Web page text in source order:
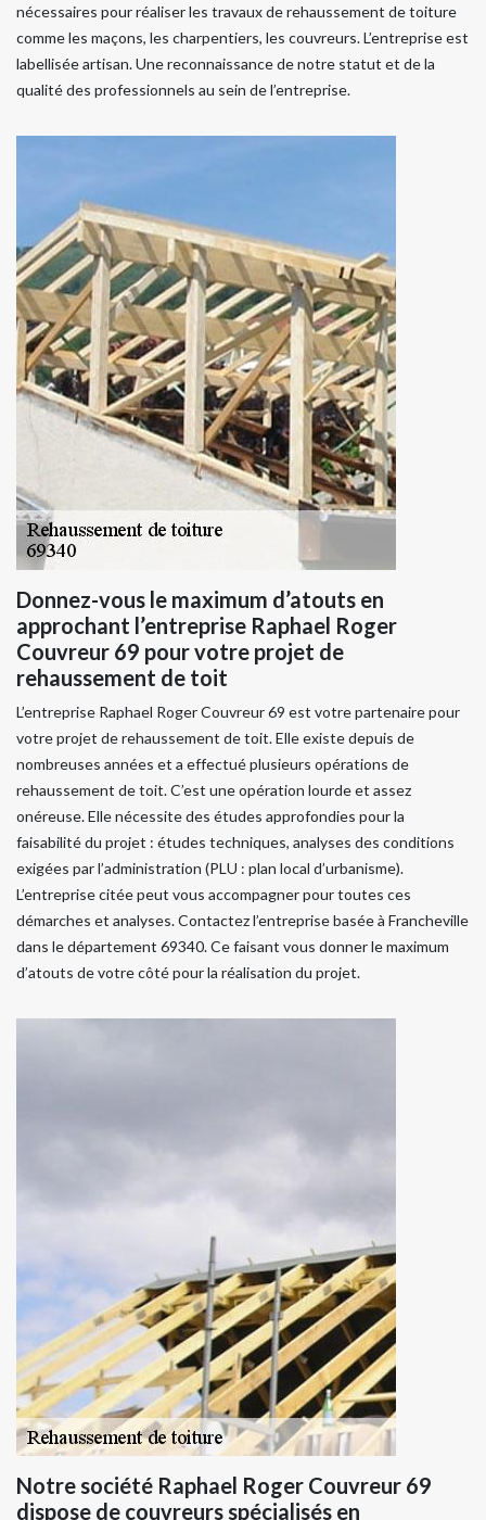
nécessaires pour réaliser les travaux de rehaussement de toiture
comme les maçons, les charpentiers, les couvreurs. L’entreprise est
labellisée artisan. Une reconnaissance de notre statut et de la
qualité des professionnels au sein de l’entreprise.
Donnez-vous le maximum d’atouts en
approchant l’entreprise Raphael Roger
Couvreur 69 pour votre projet de
rehaussement de toit
L’entreprise Raphael Roger Couvreur 69 est votre partenaire pour
votre projet de rehaussement de toit. Elle existe depuis de
nombreuses années et a effectué plusieurs opérations de
rehaussement de toit. C’est une opération lourde et assez
onéreuse. Elle nécessite des études approfondies pour la
faisabilité du projet : études techniques, analyses des conditions
exigées par l’administration (PLU : plan local d’urbanisme).
L’entreprise citée peut vous accompagner pour toutes ces
démarches et analyses. Contactez l’entreprise basée à Francheville
dans le département 69340. Ce faisant vous donner le maximum
d’atouts de votre côté pour la réalisation du projet.
Notre société Raphael Roger Couvreur 69
dispose de couvreurs spécialisés en